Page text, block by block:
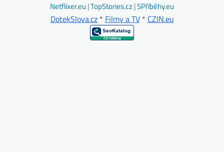
Netflixer.eu |TopStories.cz|SPříběhy.eu
DotekSlova.cz* Filmy a TV* CZIN.eu